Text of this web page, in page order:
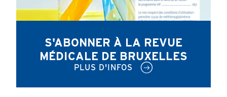
S'ABONNER À LA REVUE
MÉDICALE DE BRUXELLES
PLUS D'INFOS